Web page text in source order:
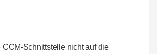
Schnittstelle nicht auf die